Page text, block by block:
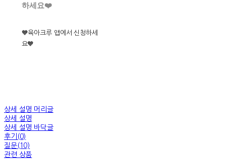
하세요❤️
🧡육아크루 앱에서 신청하세
요🧡
상세 설명 머리글
상세 설명
상세 설명 바닥글
후기(0)
질문(10)
관련 상품